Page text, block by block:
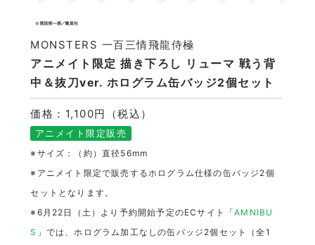
アニメイト限定 描き下ろし リューマ 戦う背
中＆抜刀ver. ホログラム缶バッジ2個セット
MONSTERS 一百三情飛龍侍極
価格：1,100円（税込）
アニメイト限定販売
※サイズ：（約）直径56mm
※アニメイト限定で販売するホログラム仕様の缶バッジ2個
セットとなります。
※6月22日（土）より予約開始予定のECサイト「AMNIBU
S 」では、ホログラム加工なしの缶バッジ2個セット（全1